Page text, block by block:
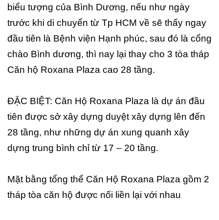
biểu tượng của Bình Dương, nếu như ngày
trước khi di chuyển từ Tp HCM về sẽ thấy ngay
đầu tiên là Bệnh viện Hạnh phúc, sau đó là cổng
chào Bình dương, thì nay lại thay cho 3 tòa tháp
Căn hộ Roxana Plaza cao 28 tầng.
ĐẶC BIỆT: Căn Hộ Roxana Plaza là dự án đầu
tiên được sở xây dựng duyệt xây dựng lên đến
28 tầng, như những dự án xung quanh xây
dựng trung bình chỉ từ 17 – 20 tầng.
Mặt bằng tổng thể Căn Hộ Roxana Plaza gồm 2
tháp tòa căn hộ được nối liền lại với nhau